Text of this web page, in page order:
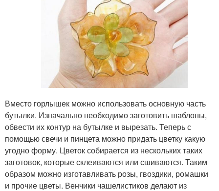
Вместо горлышек можно использовать основную часть
бутылки. Изначально необходимо заготовить шаблоны,
обвести их контур на бутылке и вырезать. Теперь с
помощью свечи и пинцета можно придать цветку какую
угодно форму. Цветок собирается из нескольких таких
заготовок, которые склеиваются или сшиваются. Таким
образом можно изготавливать розы, гвоздики, ромашки
и прочие цветы. Венчики чашелистиков делают из